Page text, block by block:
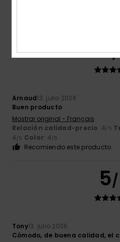
4
Arnaud13. julio 2026
Buen producto
Mostrar original - Français
Relación calidad-precio: 4/5
4/5 Color: 4/5
Recomiendo este producto
5
Tony13. julio 2026
Cómodo, de buena calidad, el